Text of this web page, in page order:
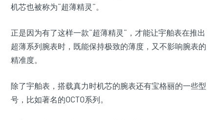
机芯也被称为“超薄精灵”。
正是因为有了这样一款“超薄精灵”，才能让宇舶表在推出
超薄系列腕表时，既能保持极致的薄度，又不影响腕表的
精准度。
除了宇舶表，搭载真力时机芯的腕表还有宝格丽的一些型
号，比如著名的OCTO系列。